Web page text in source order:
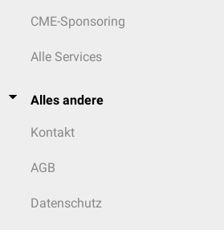
CME-Sponsoring
Alle Services
Alles andere
Kontakt
AGB
Datenschutz